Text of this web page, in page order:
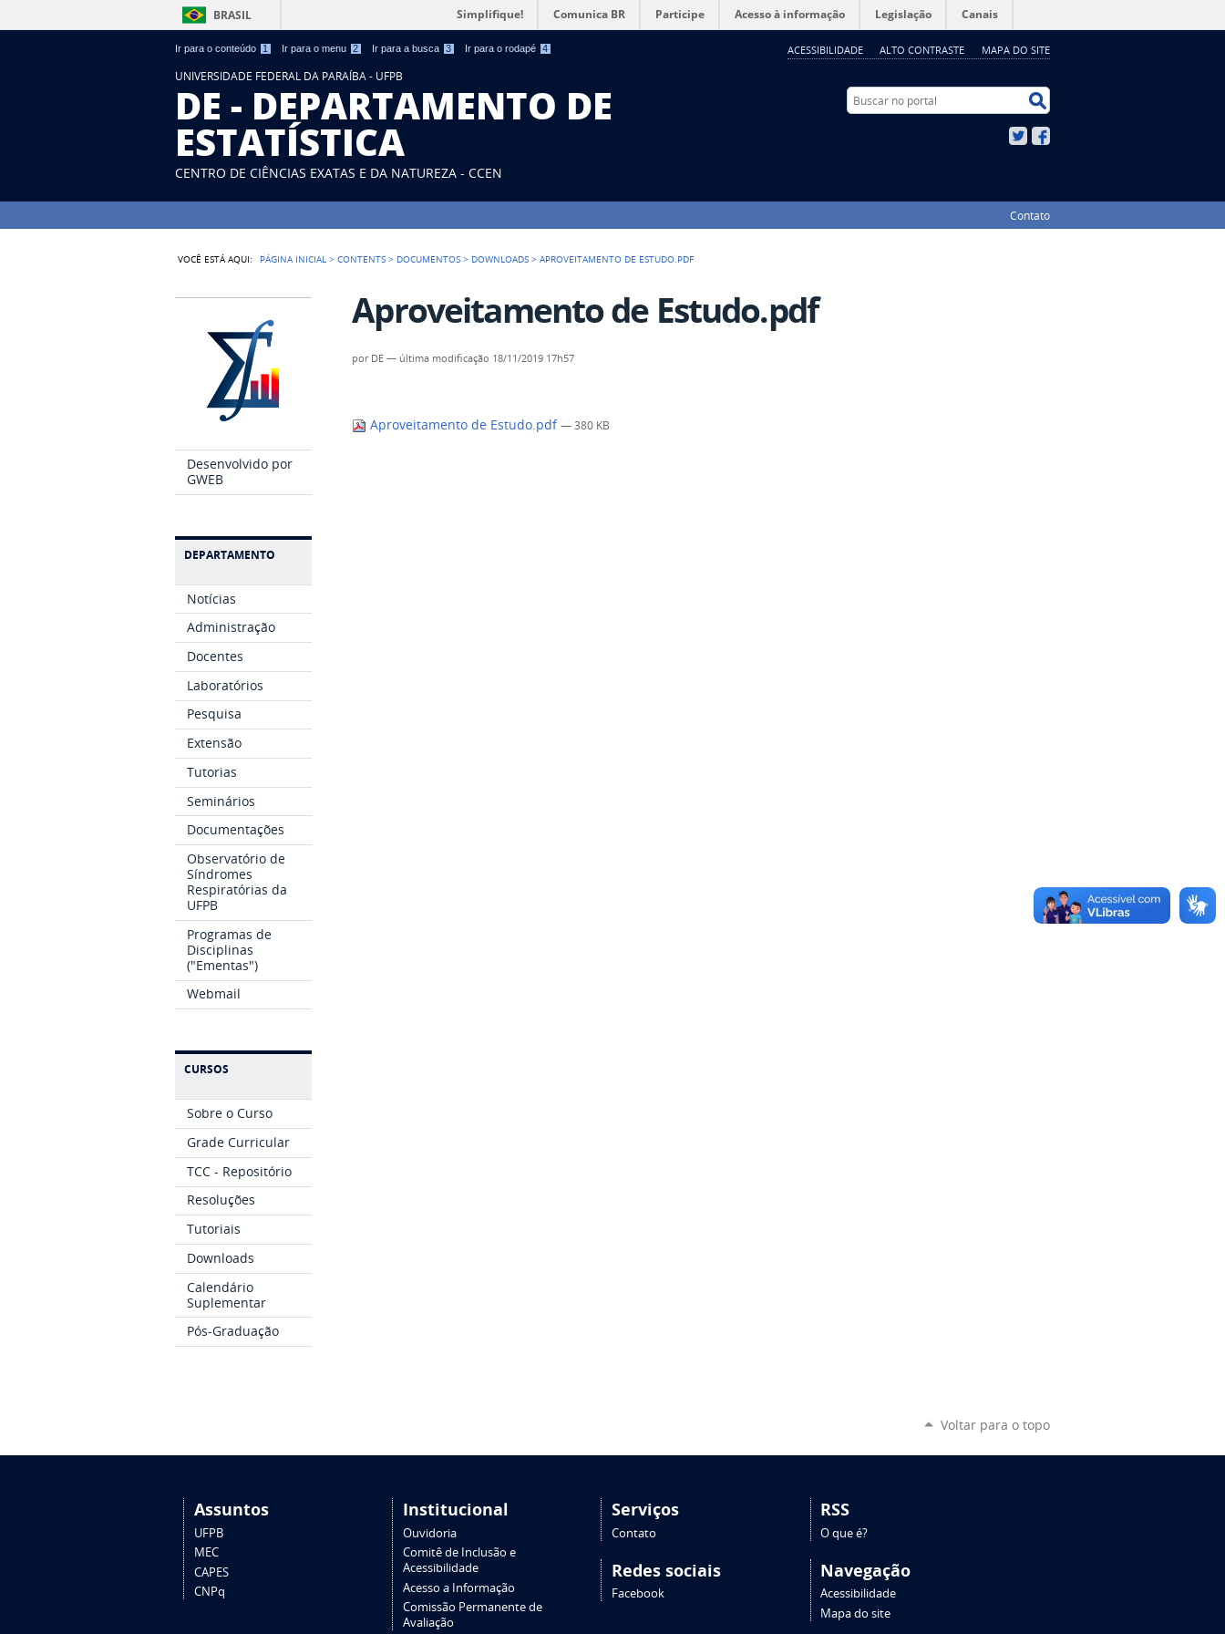
Ir para o conteúdo 1 Ir para o menu 2 Ir para a busca 3 Ir para o rodapé 4 ACESSIBILIDADE ALTO CONTRASTE MAPA DO SITE
BRASIL Simplifique! Comunica BR Participe Acesso à informação Legislação Canais
UNIVERSIDADE FEDERAL DA PARAÍBA - UFPB
DE - DEPARTAMENTO DE
ESTATÍSTICA
CENTRO DE CIÊNCIAS EXATAS E DA NATUREZA - CCEN
Buscar no portal
Twitter
Contato
VOCÊ ESTÁ AQUI: PÁGINA INICIAL >CONTENTS > DOCUMENTOS > DOWNLOADS >APROVEITAMENTO DE ESTUDO.PDF
Desenvolvido por
GWEB
DEPARTAMENTO
Notícias
Administração
Docentes
Laboratórios
Pesquisa
Extensão
Tutorias
Seminários
Documentações
Observatório de
Síndromes
Respiratórias da
UFPB
Programas de
Disciplinas
("Ementas")
Webmail
CURSOS
Sobre o Curso
Grade Curricular
TCC - Repositório
Resoluções
Tutoriais
Downloads
Calendário
Suplementar
Pós-Graduação
Aproveitamento de Estudo.pdf
por DE — última modificação 18/11/2019 17h57
Aproveitamento de Estudo.pdf— 380 KB
Voltar para o topo
Assuntos
UFPB
MEC
CAPES
CNPq
Institucional
Ouvidoria
Comitê de Inclusão e
Acessibilidade
Acesso a Informação
Comissão Permanente de
Avaliação
Serviços
Contato
Redes sociais
Facebook
RSS
O que é?
Navegação
Acessibilidade
Mapa do site